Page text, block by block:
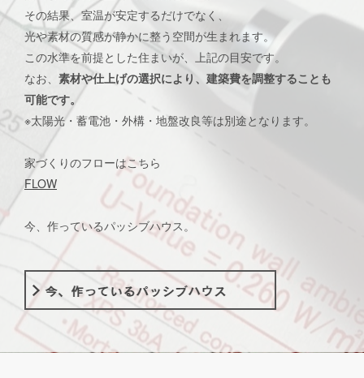
その結果、室温が安定するだけでなく、
光や素材の質感が静かに整う空間が生まれます。
この水準を前提とした住まいが、上記の目安です。
なお、 素材や仕上げの選択により、建築費を調整することも
可能です。
※太陽光・蓄電池・外構・地盤改良等は別途となります。
家づくりのフローはこちら
FLOW
今、作っているパッシブハウス。